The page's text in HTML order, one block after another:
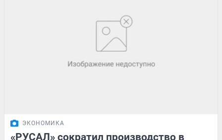
ЭКОНОМИКА
«РУСАЛ» сократил производство в